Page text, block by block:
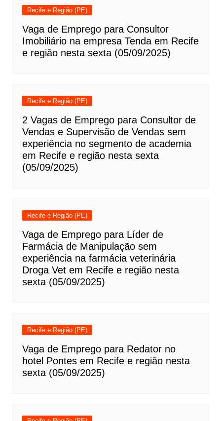
Recife e Região (PE)
Vaga de Emprego para Consultor
Imobiliário na empresa Tenda em Recife
e região nesta sexta (05/09/2025)
Recife e Região (PE)
2 Vagas de Emprego para Consultor de
Vendas e Supervisão de Vendas sem
experiência no segmento de academia
em Recife e região nesta sexta
(05/09/2025)
Recife e Região (PE)
Vaga de Emprego para Líder de
Farmácia de Manipulação sem
experiência na farmácia veterinária
Droga Vet em Recife e região nesta
sexta (05/09/2025)
Recife e Região (PE)
Vaga de Emprego para Redator no
hotel Pontes em Recife e região nesta
sexta (05/09/2025)